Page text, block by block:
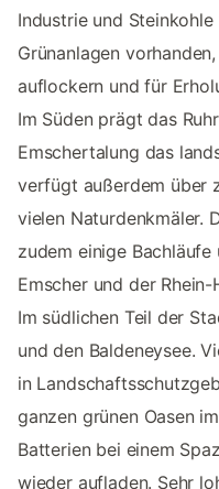
Industrie und
Grünanlagen
auflockern und für
Im Süden prägt das
Emschertalung das
verfügt außerdem über
vielen Naturdenkmäler.
zudem einige
Emscher und der
Im südlichen Teil der
und den Baldeneysee.
in
ganzen grünen Oasen
Batterien bei einem
wieder aufladen. Sehr